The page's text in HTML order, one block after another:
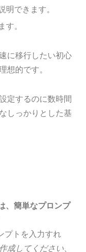
明できます。
す。
に移行したい初心
想的です。
定するのに数時間
しっかりとした基
、簡単なプロンプ
プトを入力すれ
成してください